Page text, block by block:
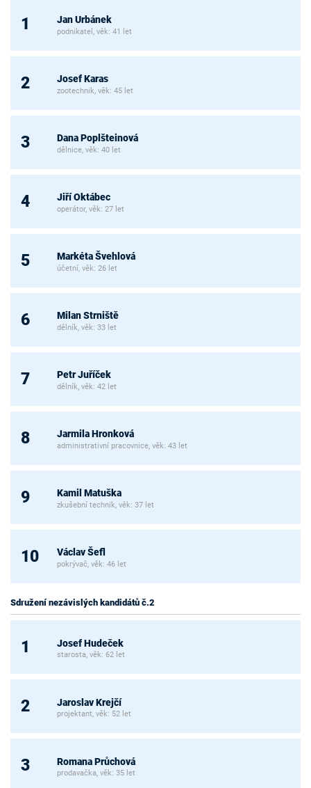
1 Jan Urbánek
podnikatel, věk: 41 let
2 Josef Karas
zootechnik, věk: 45 let
3 Dana Poplšteinová
dělnice, věk: 40 let
4 Jiří Oktábec
operátor, věk: 27 let
5 Markéta Švehlová
účetní, věk: 26 let
6 Milan Strniště
dělník, věk: 33 let
7 Petr Juříček
dělník, věk: 42 let
8 Jarmila Hronková
administrativní pracovnice, věk: 43 let
9 Kamil Matuška
zkušební technik, věk: 37 let
10 Václav Šefl
pokrývač, věk: 46 let
Sdružení nezávislých kandidátů č.2
1 Josef Hudeček
starosta, věk: 62 let
2 Jaroslav Krejčí
projektant, věk: 52 let
3 Romana Průchová
prodavačka, věk: 35 let